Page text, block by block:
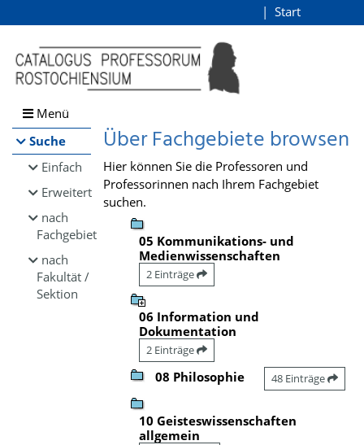
Browsen
direkt zum Inhalt
Start
Menü
Suche
Einfach
Erweitert
nach
Fachgebiet
nach
Fakultät /
Sektion
Über Fachgebiete browsen
Hier können Sie die Professoren und
Professorinnen nach Ihrem Fachgebiet
suchen.
05 Kommunikations- und
Medienwissenschaften
2 Einträge
06 Information und
Dokumentation
2 Einträge
08 Philosophie 48 Einträge
10 Geisteswissenschaften
allgemein